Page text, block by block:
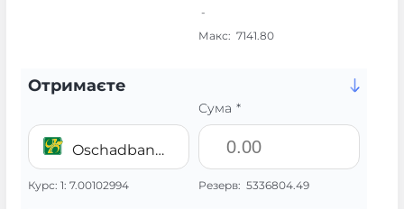
-
Макс: 7141.80
Отримаєте
Oschadbank UAH
Курс: 1: 7.00102994
Сума *
Резерв: 5336804.49